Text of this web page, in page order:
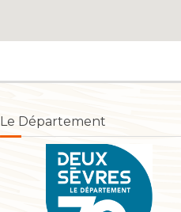
Le Département